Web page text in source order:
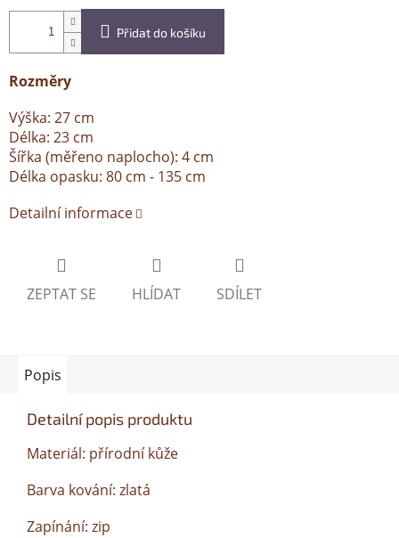
Přidat do košíku
Rozměry
Výška: 27 cm
Délka: 23 cm
Šířka (měřeno naplocho): 4 cm
Délka opasku: 80 cm - 135 cm
Detailní informace
ZEPTAT SE HLÍDAT SDÍLET
Popis
Detailní popis produktu
Materiál: přírodní kůže
Barva kování: zlatá
Zapínání: zip